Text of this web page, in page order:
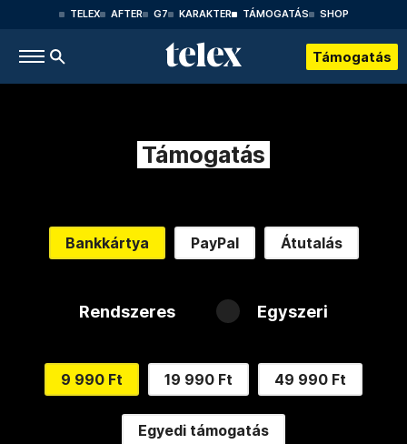
TELEX AFTER G7 KARAKTER TÁMOGATÁS SHOP
Támogatás
Támogatás
Bankkártya PayPal Átutalás
Rendszeres Egyszeri
9 990 Ft 19 990 Ft 49 990 Ft
Egyedi támogatás